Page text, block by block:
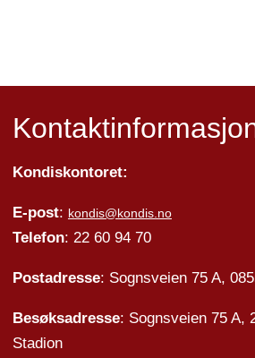
Kondiskontoret:
E-post: kondis@kondis.no
Telefon: 22 60 94 70
Postadresse: Sognsveien 75 A,
Besøksadresse: Sognsveien 75 A,
Stadion